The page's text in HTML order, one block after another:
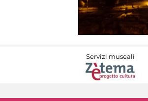
Servizi museali